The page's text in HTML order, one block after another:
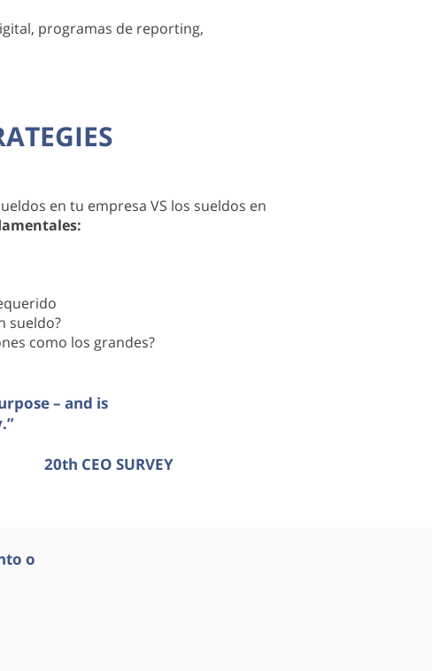
programas de reporting,
en tu empresa VS los sueldos en
sueldo?
como los grandes?
– and is
20th CEO SURVEY
o